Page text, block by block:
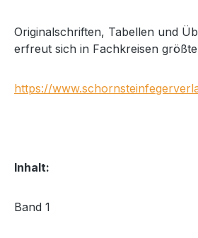
Originalschriften, Tabellen und
erfreut sich in Fachkreisen
https://
Inhalt:
Band 1